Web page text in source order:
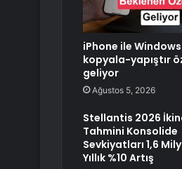
iPhone ile
kopyala-yapıştır
geliyor
Ağustos 5, 2026
Stellantis 2026
Tahmini Konsolide
Sevkiyatları 1,6
Yıllık %10 Artış